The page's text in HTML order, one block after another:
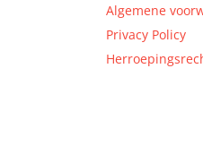
Algemene
Privacy Policy